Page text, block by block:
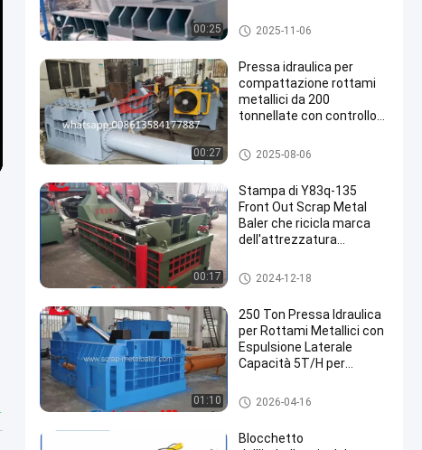
00:25 Pressa per balle della ferraglia
2025-11-06
00:27
Pressa idraulica per
compattazione rottami
metallici da 200
tonnellate con controllo
Macchina d'imballaggio del re
siduo di metallo
2025-08-06
00:17
Stampa di Y83q-135
Front Out Scrap Metal
Baler che ricicla marca
dell'attrezzatura
Pressa per balle della ferraglia
2024-12-18
01:10
250 Ton Pressa Idraulica
per Rottami Metallici con
Espulsione Laterale
Capacità 5T/H per
Applicazioni di Riciclaggio
Acciaio
Pressa per balle della ferraglia
2026-04-16
Blocchetto